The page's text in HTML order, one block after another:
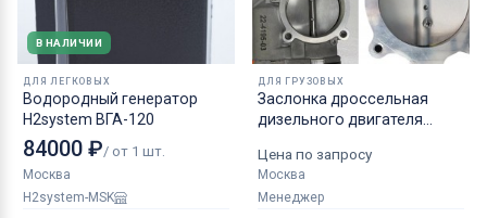
В НАЛИЧИИ
ДЛЯ ЛЕГКОВЫХ
Водородный генератор
H2system ВГА-120
84000 ₽/ от 1 шт.
Москва
H2system-MSK
ДЛЯ ГРУЗОВЫХ
Заслонка дроссельная
дизельного двигателя
Цена по запросу
Москва
Менеджер